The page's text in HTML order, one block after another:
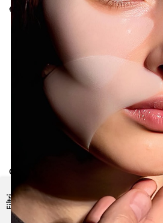
Filtri
€ 45.00 €35.00
Compact Powder Refill
30.00